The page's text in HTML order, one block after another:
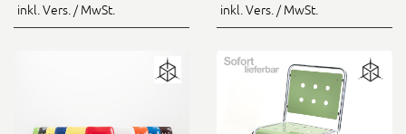
inkl. Vers. / MwSt.
inkl. Vers. / MwSt.